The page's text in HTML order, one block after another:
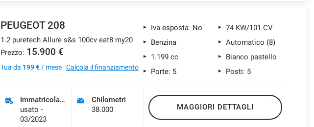
PEUGEOT 208
1.2 puretech Allure s&s 100cv eat8 my20
Prezzo: 15.900 €
Tua da 199 €/ mese Calcola il finanziamento
Iva esposta: No
74 KW/101 CV
Benzina
Automatico (8)
1.199 cc
Bianco pastello
Porte: 5
Posti: 5
Immatricolazione
usato -
03/2023
Chilometri
38.000
MAGGIORI DETTAGLI